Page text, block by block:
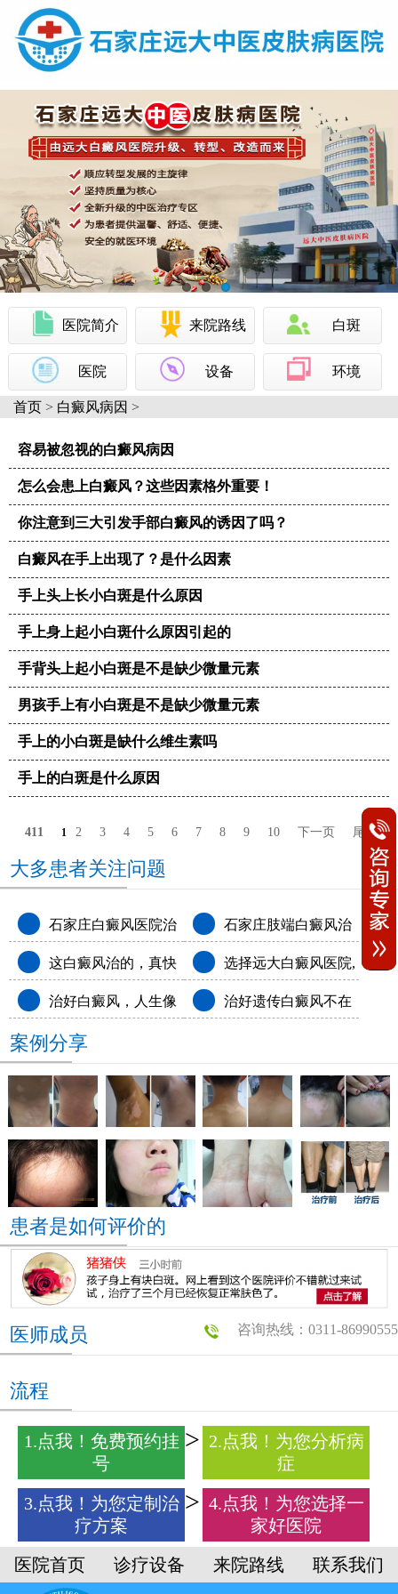
医院简介 来院路线 白斑
医院 设备 环境
首页 > 白癜风病因 >
容易被忽视的白癜风病因
怎么会患上白癜风？这些因素格外重要！
你注意到三大引发手部白癜风的诱因了吗？
白癜风在手上出现了？是什么因素
手上头上长小白斑是什么原因
手上身上起小白斑什么原因引起的
手背头上起小白斑是不是缺少微量元素
男孩手上有小白斑是不是缺少微量元素
手上的小白斑是缺什么维生素吗
手上的白斑是什么原因
411 1 2 3 4 5 6 7 8 9 10 下一页 尾页
大多患者关注问题
石家庄白癜风医院治
疗怎么样
石家庄肢端白癜风治
疗白癜风医院排名
这白癜风治的，真快
呀!
选择远大白癜风医院,
和白斑说拜拜
治好白癜风，人生像
开了挂
治好遗传白癜风不在
案例分享
患者是如何评价的
咨询热线：0311-86990555
医师成员
流程
1.点我！免费预约挂
号
2.点我！为您分析病
症
3.点我！为您定制治
疗方案
4.点我！为您选择一
家好医院
医院首页
诊疗设备 来院路线 联系我们